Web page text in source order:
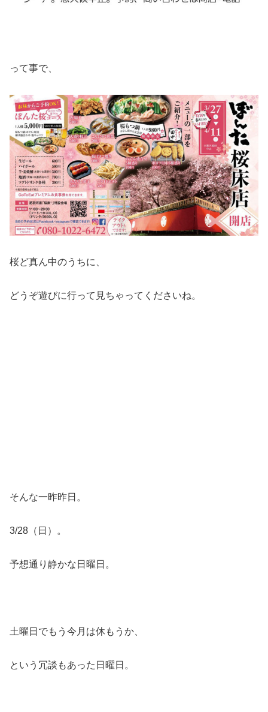
って事で、
桜ど真ん中のうちに、
どうぞ遊びに行って見ちゃってくださいね。
そんな一昨昨日。
3/28（日）。
予想通り静かな日曜日。
土曜日でもう今月は休もうか、
という冗談もあった日曜日。